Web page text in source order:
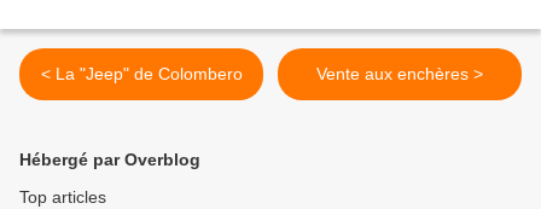
< La "Jeep" de Colombero Vente aux enchères >
Hébergé par Overblog
Top articles